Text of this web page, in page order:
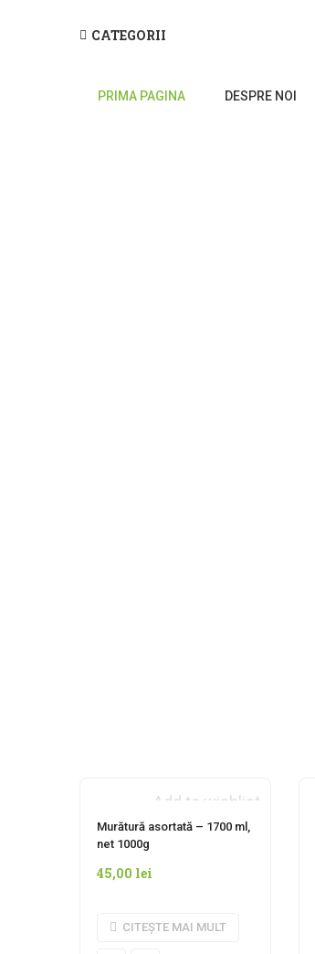
CATEGORII
PRIMA PAGINA DESPRE NOI
Add to wishlist
Murătură asortată – 1700 ml,
net 1000g
45,00 lei
CITEȘTE MAI MULT